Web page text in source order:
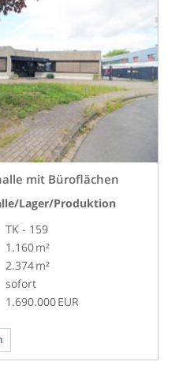
mit Büroflächen
Lager/Produktion
TK - 159
1.160 m²
2.374 m²
sofort
1.690.000 EUR